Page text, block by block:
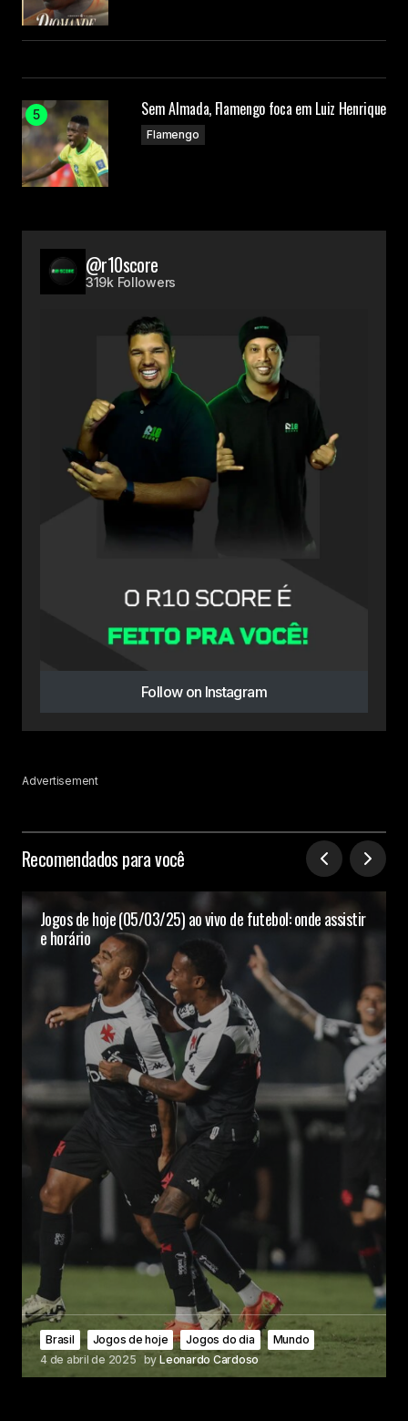
Sem Almada, Flamengo foca em Luiz Henrique
Flamengo
@r10score
319k Followers
Follow on Instagram
Advertisement
Recomendados para você
Jogos de hoje (05/03/25) ao vivo de futebol: onde assistir
e horário
Brasil Jogos de hoje Jogos do dia
Mundo
4 de abril de 2025 by Leonardo Cardoso